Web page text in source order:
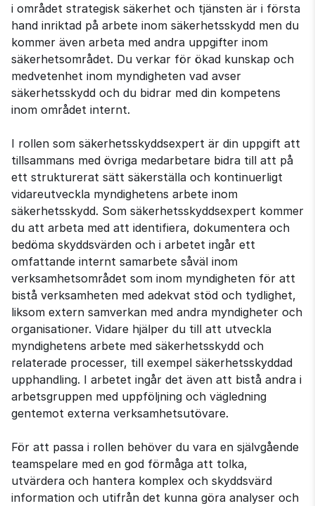
i området strategisk säkerhet och tjänsten är i första
hand inriktad på arbete inom säkerhetsskydd men du
kommer även arbeta med andra uppgifter inom
säkerhetsområdet. Du verkar för ökad kunskap och
medvetenhet inom myndigheten vad avser
säkerhetsskydd och du bidrar med din kompetens
inom området internt.
I rollen som säkerhetsskyddsexpert är din uppgift att
tillsammans med övriga medarbetare bidra till att på
ett strukturerat sätt säkerställa och kontinuerligt
vidareutveckla myndighetens arbete inom
säkerhetsskydd. Som säkerhetsskyddsexpert kommer
du att arbeta med att identifiera, dokumentera och
bedöma skyddsvärden och i arbetet ingår ett
omfattande internt samarbete såväl inom
verksamhetsområdet som inom myndigheten för att
bistå verksamheten med adekvat stöd och tydlighet,
liksom extern samverkan med andra myndigheter och
organisationer. Vidare hjälper du till att utveckla
myndighetens arbete med säkerhetsskydd och
relaterade processer, till exempel säkerhetsskyddad
upphandling. I arbetet ingår det även att bistå andra i
arbetsgruppen med uppföljning och vägledning
gentemot externa verksamhetsutövare.
För att passa i rollen behöver du vara en självgående
teamspelare med en god förmåga att tolka,
utvärdera och hantera komplex och skyddsvärd
information och utifrån det kunna göra analyser och